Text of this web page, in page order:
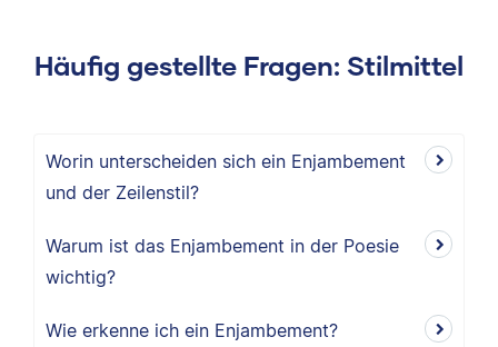
Häufig gestellte Fragen: Stilmittel
Worin unterscheiden sich ein Enjambement
und der Zeilenstil?
Warum ist das Enjambement in der Poesie
wichtig?
Wie erkenne ich ein Enjambement?